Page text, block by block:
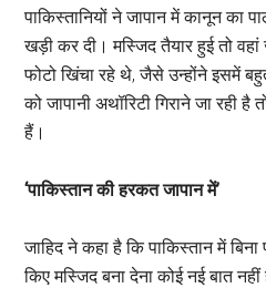
पाकिस्तानियों ने जापान में कानून का
खड़ी कर दी। मस्जिद तैयार हुई तो वहां
फोटो खिंचा रहे थे, जैसे उन्होंने इसमें
को जापानी अथॉरिटी गिराने जा रही
हैं।
‘पाकिस्तान की हरकत जापान में’
जाहिद ने कहा है कि पाकिस्तान में
किए मस्जिद बना देना कोई नई बात